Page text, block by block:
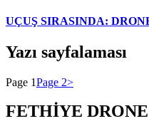
UÇUŞ SIRASINDA:
Yazı sayfalaması
Page 1Page 2>
FETHİYE DRONE